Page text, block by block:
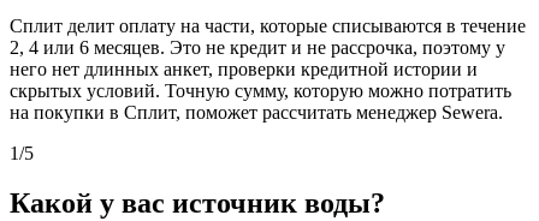
Сплит делит оплату на части, которые списываются в течение
2, 4 или 6 месяцев. Это не кредит и не рассрочка, поэтому у
него нет длинных анкет, проверки кредитной истории и
скрытых условий. Точную сумму, которую можно потратить
на покупки в Сплит, поможет рассчитать менеджер Sewera.
1/5
Какой у вас источник воды?